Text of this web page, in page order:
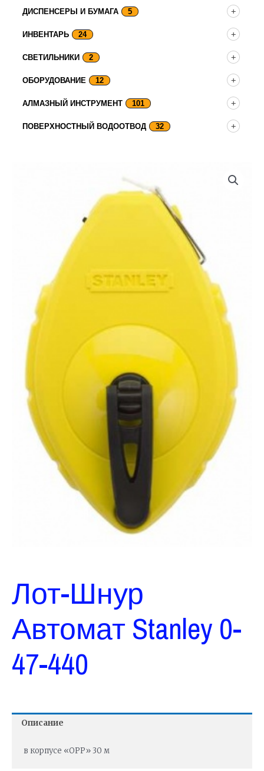
ДИСПЕНСЕРЫ И БУМАГА 5
ИНВЕНТАРЬ 24
СВЕТИЛЬНИКИ 2
ОБОРУДОВАНИЕ 12
АЛМАЗНЫЙ ИНСТРУМЕНТ 101
ПОВЕРХНОСТНЫЙ ВОДООТВОД 32
Лот-Шнур
Автомат Stanley 0-
47-440
Описание
в корпусе «OPP» 30 м